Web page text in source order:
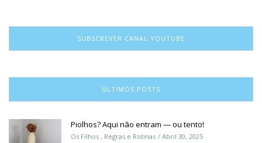
SUBSCREVER CANAL YOUTUBE
ÚLTIMOS POSTS
Piolhos? Aqui não entram — ou tento!
Os Filhos , Regras e Rotinas Abril 30, 2025